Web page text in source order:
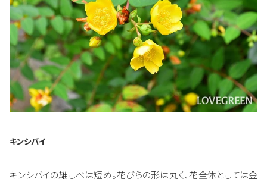
キンシバイ
キンシバイの雄しべは短め。花びらの形は丸く、花全体としては金